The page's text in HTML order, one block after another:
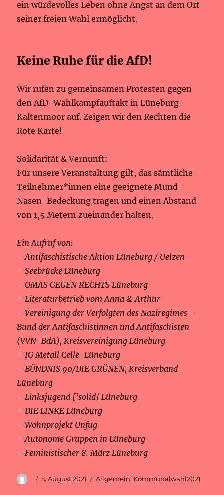
ein würdevolles Leben ohne Angst an dem Ort
seiner freien Wahl ermöglicht.
Keine Ruhe für die AfD!
Wir rufen zu gemeinsamen Protesten gegen
den AfD-Wahlkampfauftakt in Lüneburg-
Kaltenmoor auf. Zeigen wir den Rechten die
Rote Karte!
Solidarität & Vernunft:
Für unsere Veranstaltung gilt, das sämtliche
Teilnehmer*innen eine geeignete Mund-
Nasen-Bedeckung tragen und einen Abstand
von 1,5 Metern zueinander halten.
Ein Aufruf von:
– Antifaschistische Aktion Lüneburg / Uelzen
– Seebrücke Lüneburg
– OMAS GEGEN RECHTS Lüneburg
– Literaturbetrieb vom Anna & Arthur
– Vereinigung der Verfolgten des Naziregimes –
Bund der Antifaschistinnen und Antifaschisten
(VVN-BdA), Kreisvereinigung Lüneburg
– IG Metall Celle-Lüneburg
– BÜNDNIS 90/DIE GRÜNEN, Kreisverband
Lüneburg
– Linksjugend [’solid] Lüneburg
– DIE LINKE Lüneburg
– Wohnprojekt Unfug
– Autonome Gruppen in Lüneburg
– Feministischer 8. März Lüneburg
AutorVeröffentlicht
5. August 2021 Kategorien
Allgemein, Kommunalwahl2021